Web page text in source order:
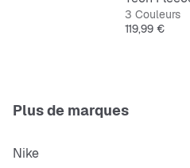
3 Couleurs
Prix
119,99 €
Plus de marques
Nike